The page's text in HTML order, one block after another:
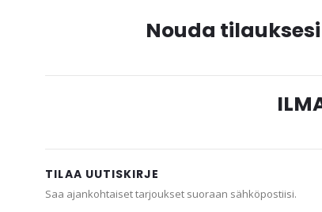
Nouda tilauksesi
TILAA UUTISKIRJE
Saa ajankohtaiset tarjoukset suoraan sähköpostiisi.